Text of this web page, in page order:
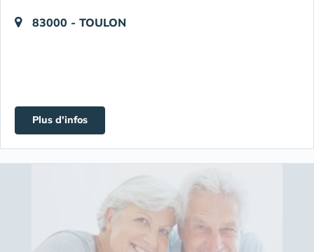
83000 - TOULON
Plus d'infos